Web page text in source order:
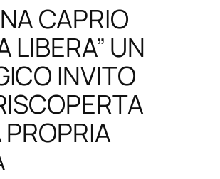
CAPRIO
LIBERA” UN
INVITO